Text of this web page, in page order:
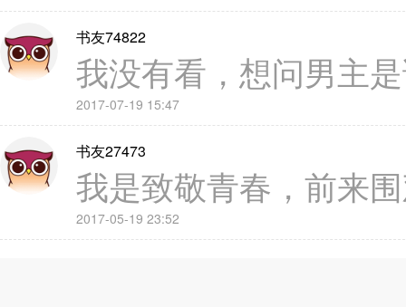
书友74822
我没有看，想问男主
2017-07-19 15:47
书友27473
我是致敬青春，前来
2017-05-19 23:52